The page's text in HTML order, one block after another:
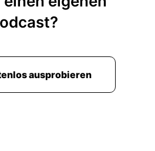
ausprobieren